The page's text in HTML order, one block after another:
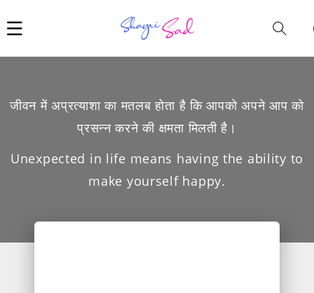
जीवन में अप्रत्याशा का मतलब होता है कि आपको अपने आप को
प्रसन्न करने की क्षमता मिलती है।
Unexpected in life means having the ability to
make yourself happy.